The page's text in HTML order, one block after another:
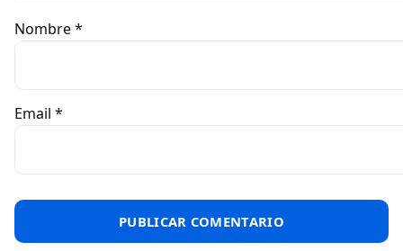
Nombre*
Email *